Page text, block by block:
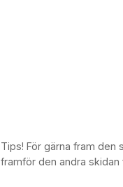
Tips! För gärna fram den
framför den andra